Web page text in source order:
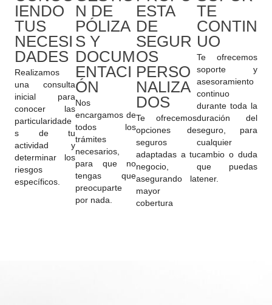
IENDO
TUS
NECESI
DADES
Realizamos
una consulta
inicial para
conocer las
particularidade
s de tu
actividad y
determinar los
riesgos
específicos.
N DE
PÓLIZA
S Y
DOCUM
ENTACI
ÓN
Nos
encargamos de
todos los
trámites
necesarios,
para que no
tengas que
preocuparte
por nada.
ESTA
DE
SEGUR
OS
PERSO
NALIZA
DOS
Te ofrecemos
opciones de
seguros
adaptadas a tu
negocio,
asegurando la
mayor
cobertura
TE
CONTIN
UO
Te ofrecemos
soporte y
asesoramiento
continuo
durante toda la
duración del
seguro, para
cualquier
cambio o duda
que puedas
tener.